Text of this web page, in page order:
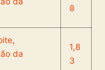
8
1,8
3